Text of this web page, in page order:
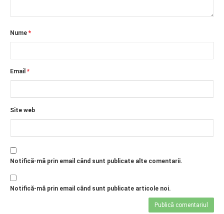
Nume *
Email *
Site web
Notifică-mă prin email când sunt publicate alte comentarii.
Notifică-mă prin email când sunt publicate articole noi.